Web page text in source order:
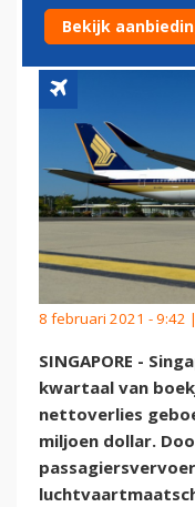
KRACHT
8 februari 2021 - 9:42
SINGAPORE -
kwartaal van
nettoverlies
miljoen dollar.
Bekijk